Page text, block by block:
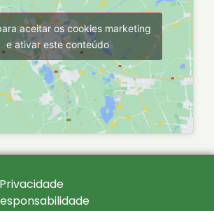
aceitar os cookies marketing
e ativar este conteúdo